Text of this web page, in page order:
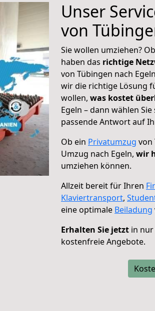
Unser
von
Sie wollen umziehen?
haben das richtige
von Tübingen nach
wir die richtige Lösung
wollen, was kostet
Egeln – dann wählen
passende Antwort auf
Ob ein Privatumzug von
Umzug nach Egeln, wir
umziehen können.
Allzeit bereit für Ihren
Klaviertransport,
eine optimale Beiladung
Erhalten Sie jetzt in
kostenfreie Angebote.